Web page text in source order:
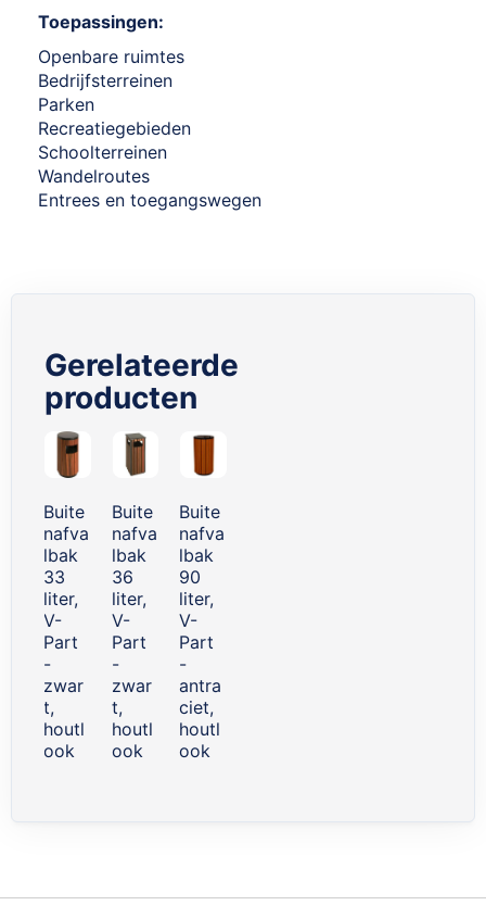
Toepassingen:
Openbare ruimtes
Bedrijfsterreinen
Parken
Recreatiegebieden
Schoolterreinen
Wandelroutes
Entrees en toegangswegen
Gerelateerde
producten
Skip
carousel
Buite
nafva
lbak
33
liter,
V-
Part
-
zwar
t,
houtl
ook
Buite
nafva
lbak
36
liter,
V-
Part
-
zwar
t,
houtl
ook
Buite
nafva
lbak
90
liter,
V-
Part
-
antra
ciet,
houtl
ook